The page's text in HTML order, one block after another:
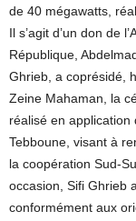
de 40 mégawatts,
Il s’agit d’un don de
République,
Ghrieb, a coprésidé,
Zeine Mahaman, la
réalisé en
Tebboune, visant à
la coopération Sud-
occasion, Sifi Ghrieb
conformément aux